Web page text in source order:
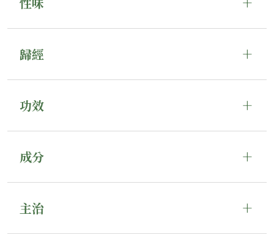
歸經
功效
成分
主治